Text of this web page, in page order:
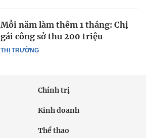
THỊ TRƯỜNG
Mỗi năm làm thêm 1 tháng: Chị
gái công sở thu 200 triệu
Chính trị
Kinh doanh
Thể thao